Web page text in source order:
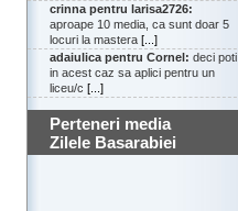
crinna pentru larisa2726:
aproape 10 media, ca sunt doar 5
locuri la mastera [...]
adaiulica pentru Cornel: deci poti
in acest caz sa aplici pentru un
liceu/c [...]
Perteneri media
Zilele Basarabiei